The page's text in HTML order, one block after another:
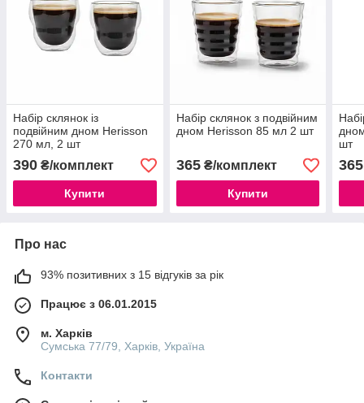
Набір склянок із
подвійним дном Herisson
270 мл, 2 шт
390 ₴/комплект
Купити
Набір склянок з подвійним
дном Herisson 85 мл 2 шт
365₴/комплект
Купити
шт
365
Про нас
93% позитивних з 15 відгуків за рік
Працює з 06.01.2015
м. Харків
Сумська 77/79, Харків, Україна
Контакти